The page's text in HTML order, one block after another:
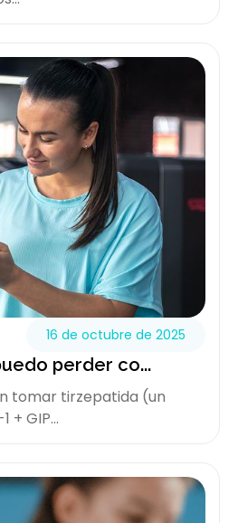
16 de octubre de 2025
perder co...
tomar tirzepatida (un
+ GIP...